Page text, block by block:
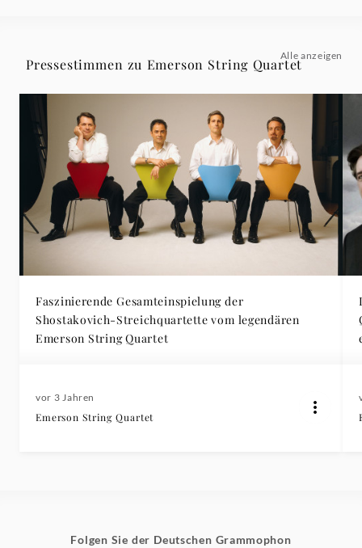
Pressestimmen zu Emerson String Quartet
Alle anzeigen
Faszinierende Gesamteinspielung der
Shostakovich-Streichquartette vom legendären
Emerson String Quartet
vor 3 Jahren
Emerson String Quartet
Folgen Sie der Deutschen Grammophon